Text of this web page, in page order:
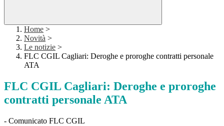
Home >
Novità >
Le notizie >
FLC CGIL Cagliari: Deroghe e proroghe contratti personale
ATA
FLC CGIL Cagliari: Deroghe e proroghe
contratti personale ATA
- Comunicato FLC CGIL